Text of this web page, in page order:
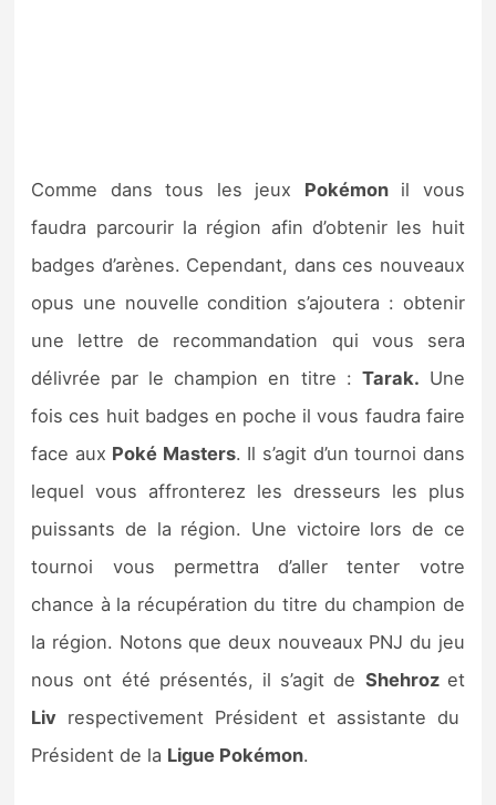
Comme dans tous les jeux Pokémonil vous
faudra parcourir la région afin d’obtenir les huit
badges d’arènes. Cependant, dans ces nouveaux
opus une nouvelle condition s’ajoutera : obtenir
une lettre de recommandation qui vous sera
délivrée par le champion en titre : Tarak. Une
fois ces huit badges en poche il vous faudra faire
face aux Poké Masters. Il s’agit d’un tournoi dans
lequel vous affronterez les dresseurs les plus
puissants de la région. Une victoire lors de ce
tournoi vous permettra d’aller tenter votre
chance à la récupération du titre du champion de
la région. Notons que deux nouveaux PNJ du jeu
nous ont été présentés, il s’agit de Shehroz et
Liv respectivement Président et assistante du
Président de la Ligue Pokémon.